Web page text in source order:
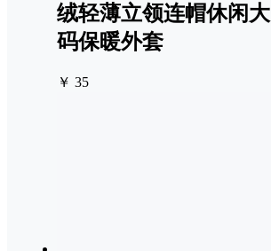
绒轻薄立领连帽休闲大
码保暖外套
￥ 35